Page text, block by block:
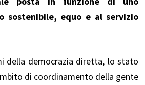
sostenibile, equo e al servizio
della democrazia diretta, lo stato
di coordinamento della gente